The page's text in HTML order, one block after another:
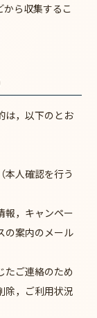
から収集するこ
は，以下のとお
本人確認を行う
報，キャンペー
の案内のメール
たご連絡のため
除，ご利用状況